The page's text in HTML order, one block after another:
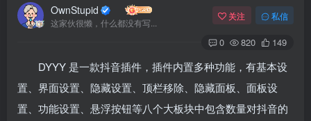
OwnStupid
这家伙很懒，什么都没有写...
关注 私信
0 820 149
DYYY 是一款抖音插件，插件内置多种功能，有基本设
置、界面设置、隐藏设置、顶栏移除、隐藏面板、面板设
置、功能设置、悬浮按钮等八个大板块中包含数量对抖音的